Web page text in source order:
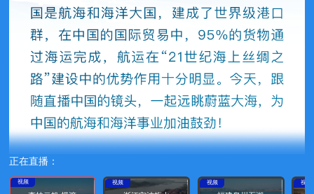
正在直播：
视频 视频 视频 视频